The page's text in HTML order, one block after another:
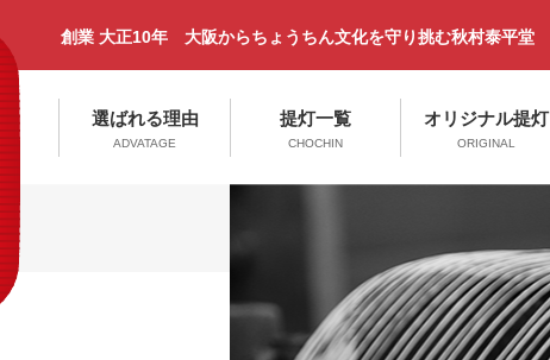
創業 大正10年 大阪からちょうちん文化を守り挑む秋村泰平堂
選ばれる理由
ADVATAGE
提灯一覧
CHOCHIN
オリジナル提灯
ORIGINAL